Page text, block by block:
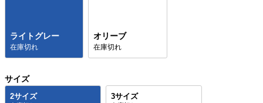
ライトグレー
在庫切れ
オリーブ
在庫切れ
サイズ
2サイズ 3サイズ